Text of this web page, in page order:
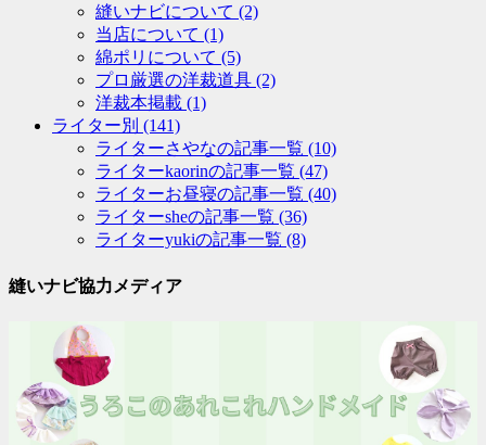
縫いナビについて (2)
当店について (1)
綿ポリについて (5)
プロ厳選の洋裁道具 (2)
洋裁本掲載 (1)
ライター別 (141)
ライターさやなの記事一覧 (10)
ライターkaorinの記事一覧 (47)
ライターお昼寝の記事一覧 (40)
ライターsheの記事一覧 (36)
ライターyukiの記事一覧 (8)
縫いナビ協力メディア